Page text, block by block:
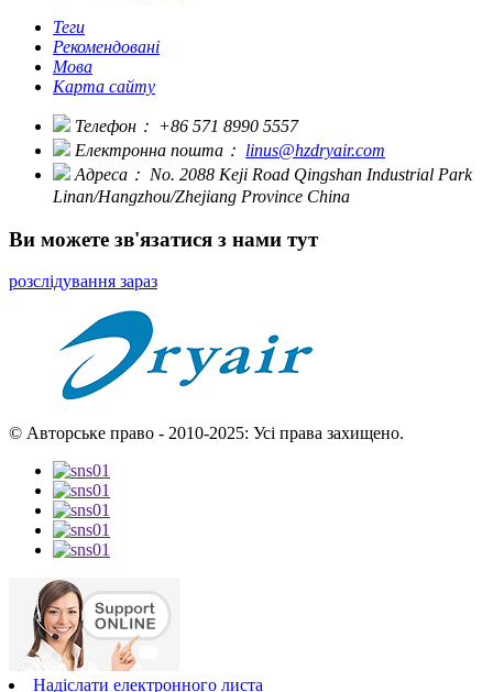
Теги
Рекомендовані
Мова
Карта сайту
Телефон： +86 571 8990 5557
Електронна пошта： linus@hzdryair.com
Адреса： No. 2088 Keji Road Qingshan Industrial Park
Linan/Hangzhou/Zhejiang Province China
Ви можете зв'язатися з нами тут
розслідування зараз
© Авторське право - 2010-2025: Усі права захищено.
Надіслати електронного листа